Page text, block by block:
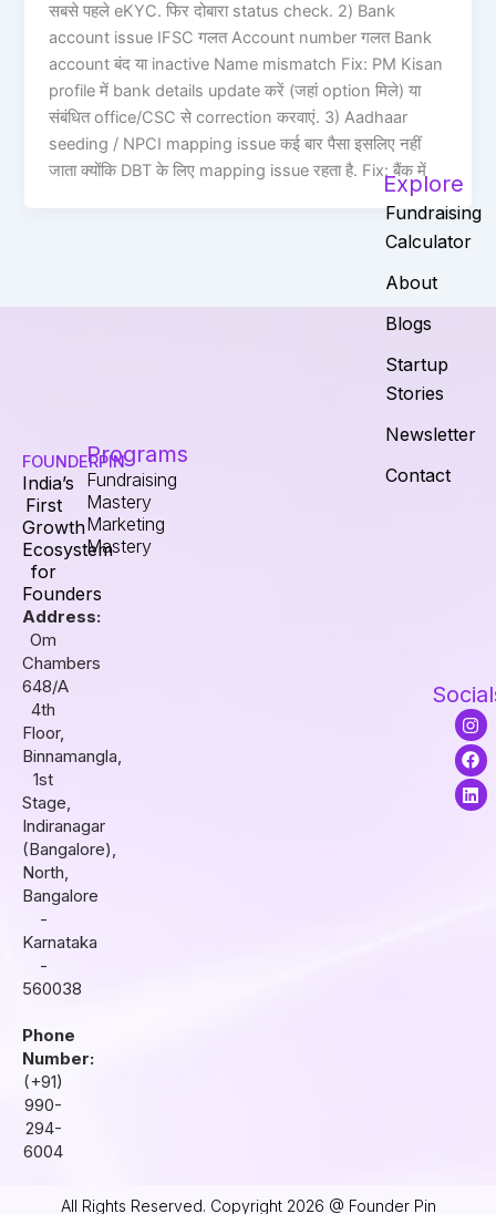
सबसे पहले eKYC. फिर दोबारा status check. 2) Bank
account issue IFSC गलत Account number गलत Bank
account बंद या inactive Name mismatch Fix: PM Kisan
profile में bank details update करें (जहां option मिले) या
संबंधित office/CSC से correction करवाएं. 3) Aadhaar
seeding / NPCI mapping issue कई बार पैसा इसलिए नहीं
जाता क्योंकि DBT के लिए mapping issue रहता है. Fix: बैंक में
FOUNDERPIN
India’s
First
Growth
Ecosystem
for
Founders
Address:
Om
Chambers
648/A
4th
Floor,
Binnamangla,
1st
Stage,
Indiranagar
(Bangalore),
North,
Bangalore
-
Karnataka
-
560038
Phone
Number:
(+91)
990-
294-
6004
Programs
Fundraising
Mastery
Marketing
Mastery
Explore
Fundraising
Calculator
About
Blogs
Startup
Stories
Newsletter
Contact
I
n
s
t
a
g
F
a
c
e
b
o
L
i
n
k
e
d
All Rights Reserved. Copyright 2026 @ Founder Pin